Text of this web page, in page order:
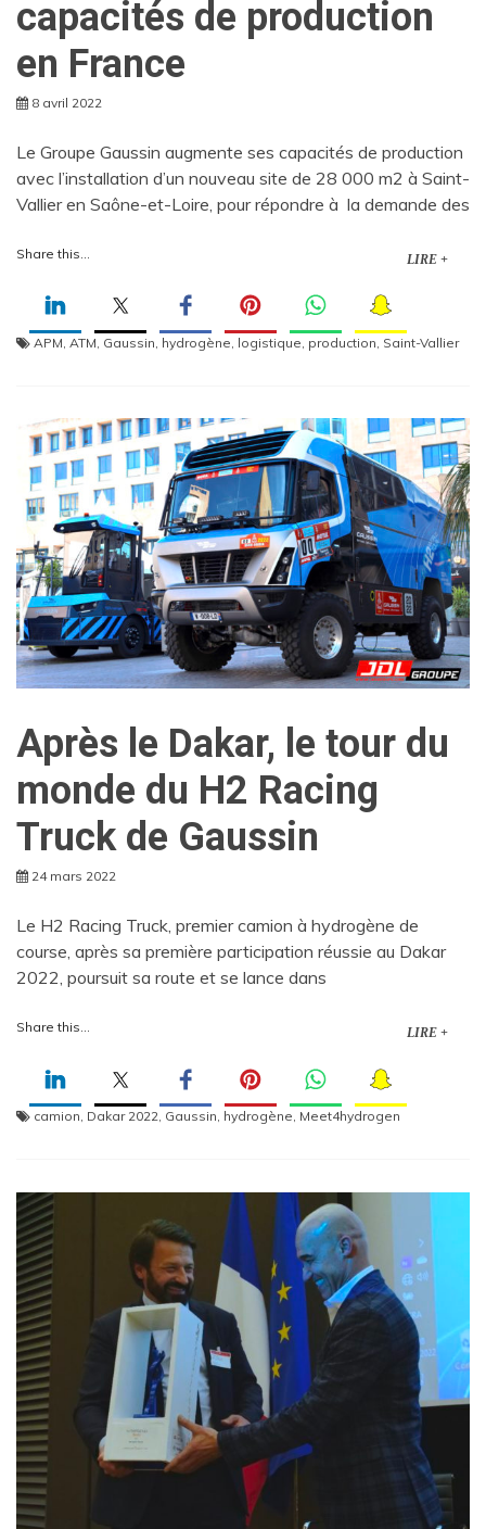
capacités de production
en France
8 avril 2022
Le Groupe Gaussin augmente ses capacités de production
avec l’installation d’un nouveau site de 28 000 m2 à Saint-
Vallier en Saône-et-Loire, pour répondre à la demande des
Share this... LIRE +
APM ATM Gaussin hydrogène logistique production Saint-Vallier
Après le Dakar, le tour du
monde du H2 Racing
Truck de Gaussin
24 mars 2022
Le H2 Racing Truck, premier camion à hydrogène de
course, après sa première participation réussie au Dakar
2022, poursuit sa route et se lance dans
Share this... LIRE +
camion, Dakar 2022, Gaussin, hydrogène, Meet4hydrogen